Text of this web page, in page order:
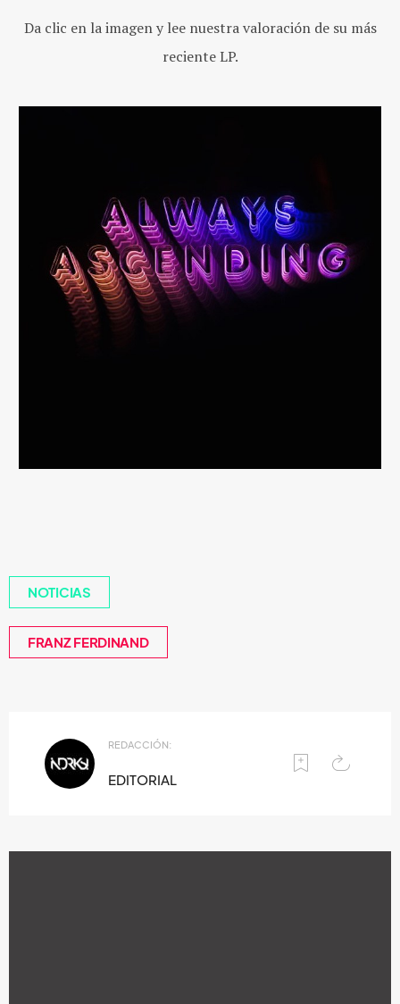
Da clic en la imagen y lee nuestra valoración de su más
reciente LP.
NOTICIAS
FRANZ FERDINAND
REDACCIÓN:
EDITORIAL